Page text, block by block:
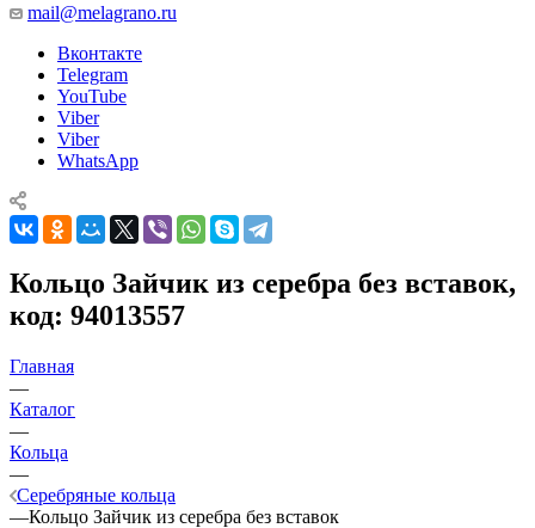
mail@melagrano.ru
Вконтакте
Telegram
YouTube
Viber
Viber
WhatsApp
Кольцо Зайчик из серебра без вставок,
код: 94013557
Главная
—
Каталог
—
Кольца
—
Серебряные кольца
—Кольцо Зайчик из серебра без вставок